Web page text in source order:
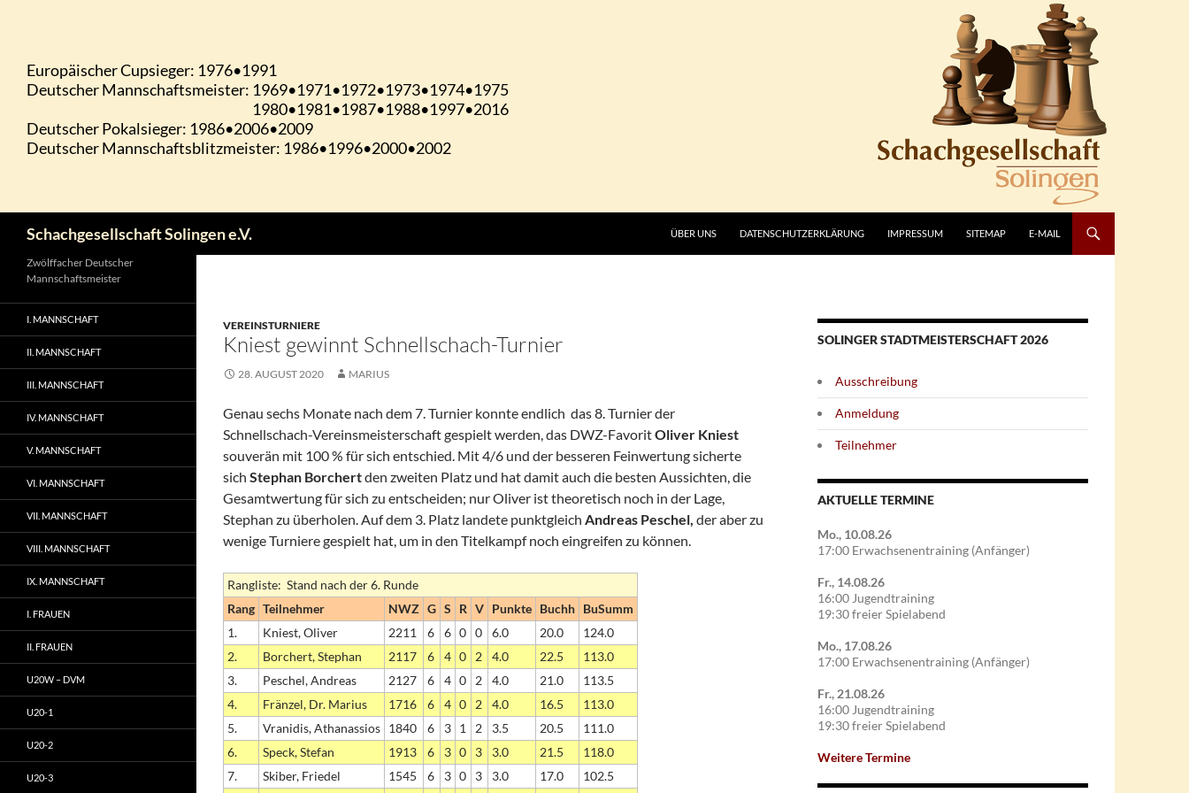
Schachgesellschaft Solingen e.V. ÜBER UNS DATENSCHUTZERKLÄRUNG IMPRESSUM SITEMAP E-MAIL
VEREINSTURNIERE
Kniest gewinnt Schnellschach-Turnier
28. AUGUST 2020 MARIUS
Genau sechs Monate nach dem 7. Turnier konnte endlich das 8. Turnier der
Schnellschach-Vereinsmeisterschaft gespielt werden, das DWZ-FavoritOliver Kniest
souverän mit 100 % für sich entschied. Mit 4/6 und der besseren Feinwertung sicherte
sich Stephan Borchertden zweiten Platz und hat damit auch die besten Aussichten, die
Gesamtwertung für sich zu entscheiden; nur Oliver ist theoretisch noch in der Lage,
Stephan zu überholen. Auf dem 3. Platz landete punktgleich Andreas Peschel, der aber zu
wenige Turniere gespielt hat, um in den Titelkampf noch eingreifen zu können.
Rangliste: Stand nach der 6. Runde
Rang Teilnehmer NWZ G S R V Punkte Buchh BuSumm
1.
Kniest, Oliver 2211 6 6 0 0 6.0 20.0
124.0
2.
Borchert, Stephan 2117 6 4 0 2 4.0 22.5
113.0
3.
Peschel, Andreas 2127 6 4 0 2 4.0 21.0
113.5
4.
Fränzel, Dr. Marius 1716 6 4 0 2 4.0 16.5
113.0
5.
Vranidis, Athanassios 1840 6 3 1 2 3.5 20.5
111.0
6.
Speck, Stefan 1913 6 3 0 3 3.0 21.5
118.0
7.
Skiber, Friedel 1545 6 3 0 3 3.0 17.0
102.5
SOLINGER STADTMEISTERSCHAFT 2026
Ausschreibung
Anmeldung
Teilnehmer
AKTUELLE TERMINE
Mo., 10.08.26
17:00 Erwachsenentraining (Anfänger)
Fr., 14.08.26
16:00 Jugendtraining
19:30 freier Spielabend
Mo., 17.08.26
17:00 Erwachsenentraining (Anfänger)
Fr., 21.08.26
16:00 Jugendtraining
19:30 freier Spielabend
Weitere Termine
Zwölffacher Deutscher
Mannschaftsmeister
I. MANNSCHAFT
II. MANNSCHAFT
III. MANNSCHAFT
IV. MANNSCHAFT
V. MANNSCHAFT
VI. MANNSCHAFT
VII. MANNSCHAFT
VIII. MANNSCHAFT
IX. MANNSCHAFT
I. FRAUEN
II. FRAUEN
U20W – DVM
U20-1
U20-2
U20-3